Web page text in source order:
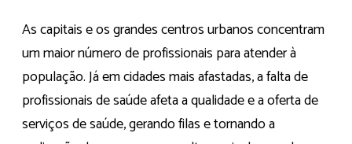
As capitais e os grandes centros urbanos concentram
um maior número de profissionais para atender à
população. Já em cidades mais afastadas, a falta de
profissionais de saúde afeta a qualidade e a oferta de
serviços de saúde, gerando filas e tornando a